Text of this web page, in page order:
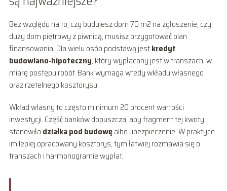
Bez względu na to, czy budujesz dom 70 m2 na zgłoszenie, czy
duży dom piętrowy z piwnicą, musisz przygotować plan
finansowania. Dla wielu osób podstawą jestkredyt
budowlano‑hipoteczny, który wypłacany jest w transzach, w
miarę postępu robót. Bank wymaga wtedy wkładu własnego
oraz rzetelnego kosztorysu.
Wkład własny to często minimum 20 procent wartości
inwestycji. Część banków dopuszcza, aby fragment tej kwoty
stanowiła działka pod budowęalbo ubezpieczenie. W praktyce
im lepiej opracowany kosztorys, tym łatwiej rozmawia się o
transzach i harmonogramie wypłat.